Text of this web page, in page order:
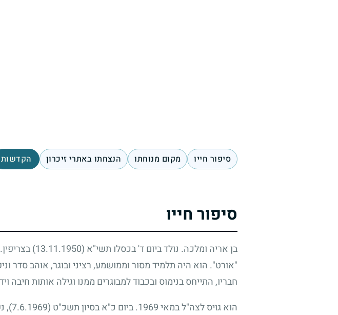
סיפור חייו מקום מנוחתו הנצחתו באתרי זיכרון הקדשות
סיפור חייו
בן אריה ומלכה. נולד ביום ד' בכסלו תשי"א (13.11.1950)
"אורט". הוא היה תלמיד מסור וממושמע, רציני ובוגר, אוהב סדר
חבריו, התייחס בנימוס ובכבוד למבוגרים ממנו וגילה אותות חיבה
הוא גויס לצה"ל במאי1969. ביום כ"א בסיון תשכ"ט (7.6.1969)
,